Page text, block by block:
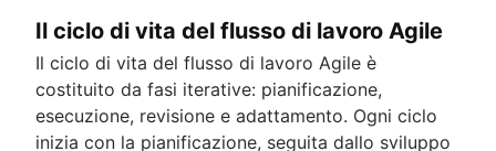
Richiesta di funzionalità
Sequenza temporale per un lancio di prodotto
Pianificazione del prodotto
Evento per il lancio di un prodotto
Il ciclo di vita del flusso di lavoro Agile
Il ciclo di vita del flusso di lavoro Agile è
costituito da fasi iterative: pianificazione,
esecuzione, revisione e adattamento. Ogni ciclo
inizia con la pianificazione, seguita dallo sviluppo